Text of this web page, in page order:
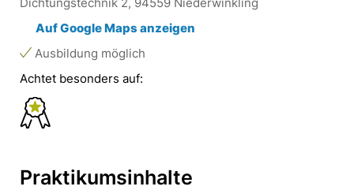
Auf Google Maps anzeigen
Ausbildung möglich
Achtet besonders auf:
Praktikumsinhalte